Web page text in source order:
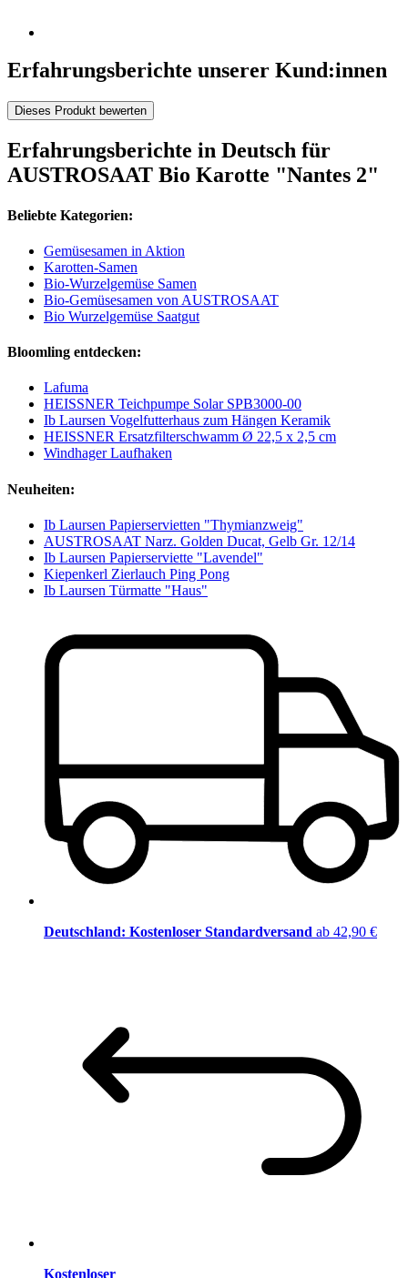
Erfahrungsberichte unserer Kund:innen
Dieses Produkt bewerten
Erfahrungsberichte in Deutsch für
AUSTROSAAT Bio Karotte "Nantes 2"
Beliebte Kategorien:
Gemüsesamen in Aktion
Karotten-Samen
Bio-Wurzelgemüse Samen
Bio-Gemüsesamen von AUSTROSAAT
Bio Wurzelgemüse Saatgut
Bloomling entdecken:
Lafuma
HEISSNER Teichpumpe Solar SPB3000-00
Ib Laursen Vogelfutterhaus zum Hängen Keramik
HEISSNER Ersatzfilterschwamm Ø 22,5 x 2,5 cm
Windhager Laufhaken
Neuheiten:
Ib Laursen Papierservietten "Thymianzweig"
AUSTROSAAT Narz. Golden Ducat, Gelb Gr. 12/14
Ib Laursen Papierserviette "Lavendel"
Kiepenkerl Zierlauch Ping Pong
Ib Laursen Türmatte "Haus"
Deutschland: Kostenloser Standardversand ab 42,90 €
Kostenloser